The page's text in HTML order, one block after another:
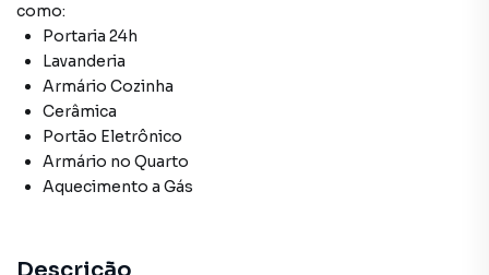
como:
Portaria 24h
Lavanderia
Armário Cozinha
Cerâmica
Portão Eletrônico
Armário no Quarto
Aquecimento a Gás